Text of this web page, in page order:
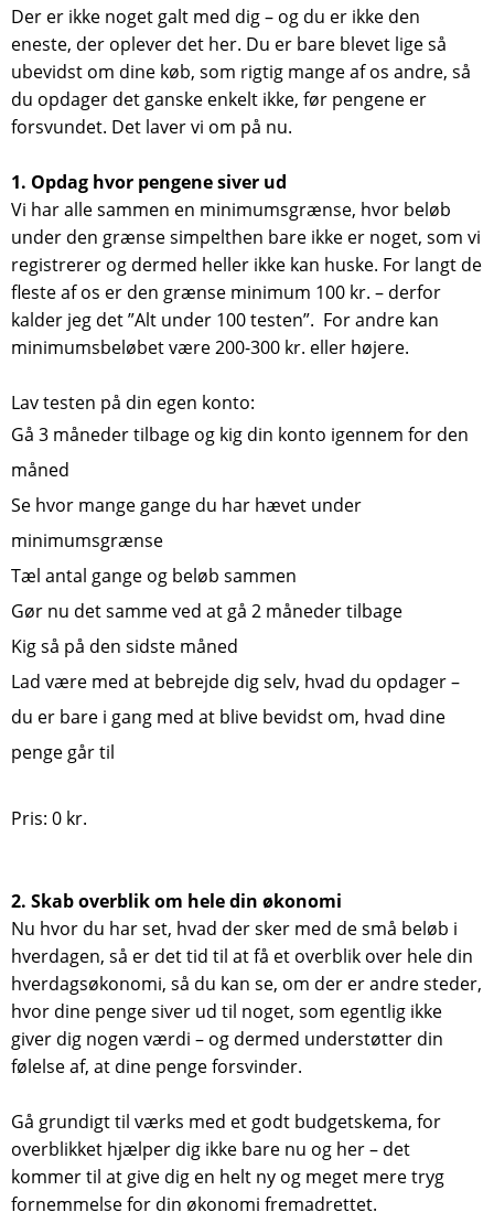
Der er ikke noget galt med dig – og du er ikke den
eneste, der oplever det her. Du er bare blevet lige så
ubevidst om dine køb, som rigtig mange af os andre, så
du opdager det ganske enkelt ikke, før pengene er
forsvundet. Det laver vi om på nu.
1. Opdag hvor pengene siver ud
Vi har alle sammen en minimumsgrænse, hvor beløb
under den grænse simpelthen bare ikke er noget, som vi
registrerer og dermed heller ikke kan huske. For langt de
fleste af os er den grænse minimum 100 kr. – derfor
kalder jeg det ”Alt under 100 testen”. For andre kan
minimumsbeløbet være 200-300 kr. eller højere.
Lav testen på din egen konto:
Gå 3 måneder tilbage og kig din konto igennem for den
måned
Se hvor mange gange du har hævet under
minimumsgrænse
Tæl antal gange og beløb sammen
Gør nu det samme ved at gå 2 måneder tilbage
Kig så på den sidste måned
Lad være med at bebrejde dig selv, hvad du opdager –
du er bare i gang med at blive bevidst om, hvad dine
penge går til
Pris: 0 kr.
2. Skab overblik om hele din økonomi
Nu hvor du har set, hvad der sker med de små beløb i
hverdagen, så er det tid til at få et overblik over hele din
hverdagsøkonomi, så du kan se, om der er andre steder,
hvor dine penge siver ud til noget, som egentlig ikke
giver dig nogen værdi – og dermed understøtter din
følelse af, at dine penge forsvinder.
Gå grundigt til værks med et godt budgetskema, for
overblikket hjælper dig ikke bare nu og her – det
kommer til at give dig en helt ny og meget mere tryg
fornemmelse for din økonomi fremadrettet.